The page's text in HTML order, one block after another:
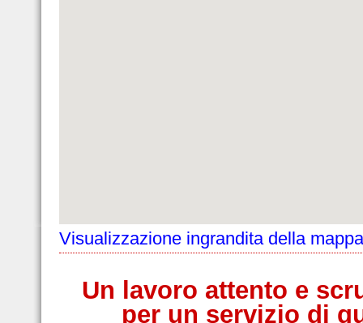
Visualizzazione ingrandita della mappa
Un lavoro attento e
per un servizio di